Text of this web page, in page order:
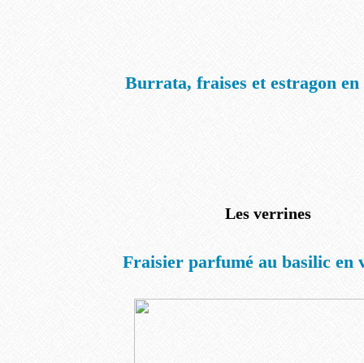
Burrata, fraises et estragon en
Les verrines
Fraisier parfumé au basilic en